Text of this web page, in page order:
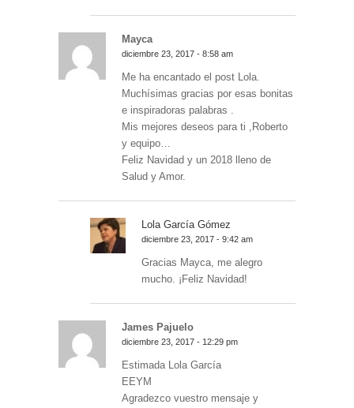
Mayca
diciembre 23, 2017 - 8:58 am
Me ha encantado el post Lola.
Muchísimas gracias por esas bonitas
e inspiradoras palabras .
Mis mejores deseos para ti ,Roberto
y equipo…
Feliz Navidad y un 2018 lleno de
Salud y Amor.
Lola García Gómez
diciembre 23, 2017 - 9:42 am
Gracias Mayca, me alegro
mucho. ¡Feliz Navidad!
James Pajuelo
diciembre 23, 2017 - 12:29 pm
Estimada Lola García
EEYM
Agradezco vuestro mensaje y